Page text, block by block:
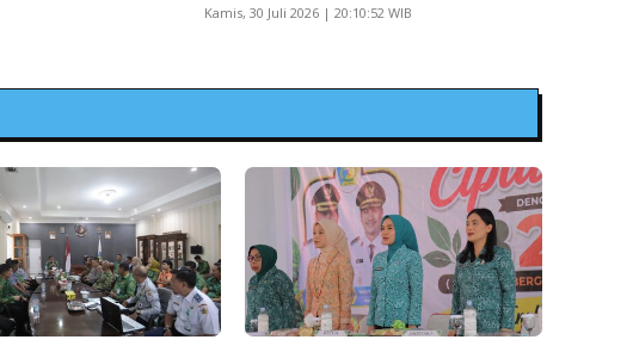
Kamis, 30 Juli 2026 | 20:10:52 WIB